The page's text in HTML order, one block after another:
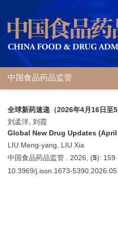
中国食品药品监管
全球新药速递（2026年4月16日至5
刘孟洋, 刘霞
Global New Drug Updates
LIU Meng-yang, LIU Xia
中国食品药品监管 . 2026, (5): 159
10.3969/j.issn.1673-